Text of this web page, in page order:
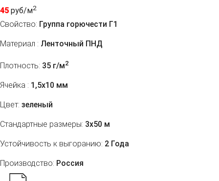
45 руб/м2
Свойство: Группа горючести Г1
Материал : Ленточный ПНД
Плотность: 35 г/м2
Ячейка : 1,5х10 мм
Цвет: зеленый
Стандартные размеры: 3х50 м
Устойчивость к выгоранию: 2 Года
Производство: Россия